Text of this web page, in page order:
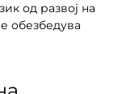
од развој на
обезбедува